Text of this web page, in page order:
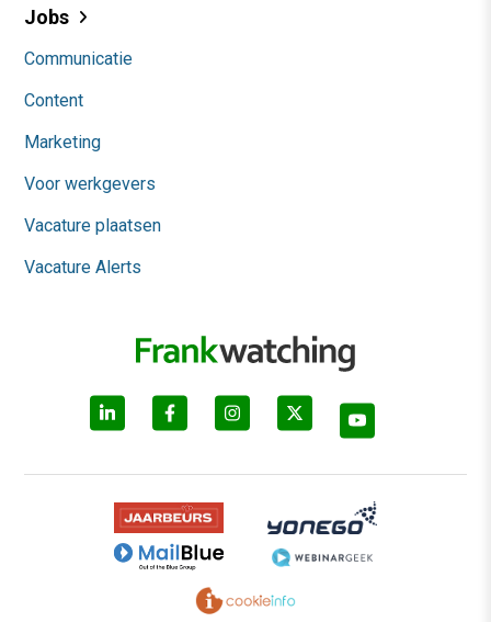
Jobs
Communicatie
Content
Marketing
Voor werkgevers
Vacature plaatsen
Vacature Alerts